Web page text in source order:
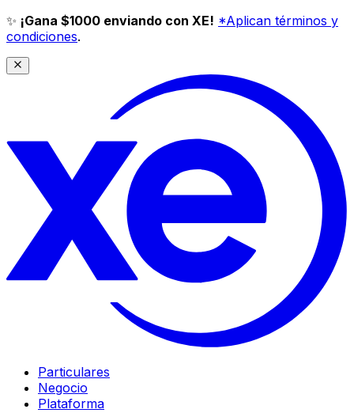
✨ ¡Gana $1000 enviando con XE! *Aplican términos y
condiciones.
Particulares
Negocio
Plataforma